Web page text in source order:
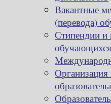
Вакантные
(перевода)
Стипендии
обучающихся
Организация